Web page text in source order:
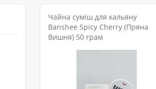
Чайна суміш для кальяну
Banshee Spicy Cherry (Пряна
Вишня) 50 грам